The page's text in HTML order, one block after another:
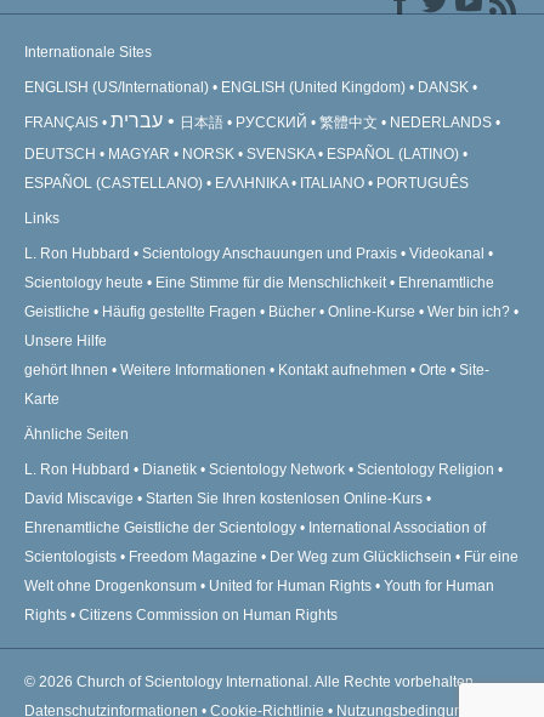
Internationale Sites
ENGLISH (US/International) ENGLISH (United Kingdom) DANSK
FRANÇAIS עברית 日本語 РУССКИЙ 繁體中文
NEDERLANDS
DEUTSCH
MAGYAR NORSK SVENSKA
ESPAÑOL (LATINO)
ESPAÑOL (CASTELLANO)
ΕΛΛΗΝΙΚA ITALIANO PORTUGUÊS
Links
L. Ron Hubbard Scientology Anschauungen und Praxis
Videokanal
Scientology heute
Eine Stimme für die Menschlichkeit
Ehrenamtliche
Geistliche
Häufig gestellte Fragen Bücher Online-Kurse
Wer bin ich?
Unsere Hilfe
gehört Ihnen
Weitere Informationen Kontakt aufnehmen Orte
Site-
Karte
Ähnliche Seiten
L. Ron Hubbard Dianetik Scientology Network
Scientology Religion
David Miscavige
Starten Sie Ihren kostenlosen Online-Kurs
Ehrenamtliche Geistliche der Scientology
International Association of
Scientologists
Freedom Magazine Der Weg zum Glücklichsein
Für eine
Welt ohne Drogenkonsum
United for Human Rights
Youth for Human
Rights
Citizens Commission on Human Rights
© 2026 Church of Scientology International.Alle Rechte vorbehalten.
Datenschutzinformationen • Cookie-Richtlinie • Nutzungsbedingungen